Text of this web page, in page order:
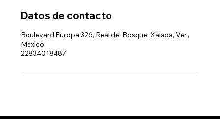
Datos de contacto
Boulevard Europa 326, Real del Bosque, Xalapa, Ver.,
Mexico
22834018487